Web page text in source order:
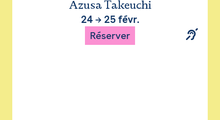
Azusa Takeuchi
24→ 25 févr.
Réserver